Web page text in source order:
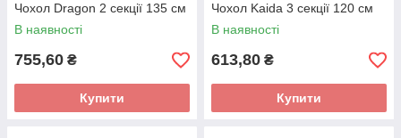
Чохол Dragon 2 секції 135 см
В наявності
755,60 ₴
Купити
Чохол Kaida 3 секції 120 см
В наявності
613,80 ₴
Купити